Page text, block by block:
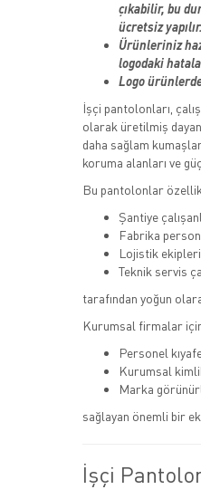
çıkabilir, bu
ücretsiz yapılır.
Ürünleriniz
logodaki
Logo
İşçi pantolonları,
olarak üretilmiş
daha sağlam
koruma alanları ve
Bu pantolonlar
Şantiye
Fabrika
Lojistik ekipleri
Teknik servis
tarafından yoğun
Kurumsal firmalar
Personel
Kurumsal
Marka
sağlayan önemli bir
İşçi